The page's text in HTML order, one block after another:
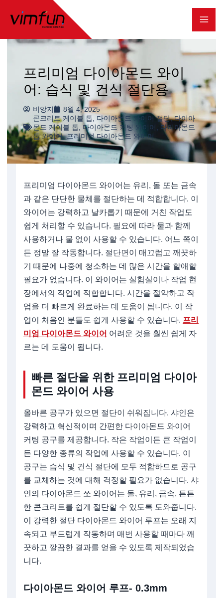
츠
기
프리미엄 다이아몬드 와이
어: 습식 및 건식 절단용
비앙지
8월 4, 2025
콘크리트 케이블 톱, 다이아몬드 와이어 절단,다이아
몬드 케이블 톱, 다이아몬드 커팅 와이어 , 다이아몬드
톱 와이어,프리미엄 다이아몬드 와이어
프리미엄 다이아몬드 와이어는 유리, 돌 또는 금속
과 같은 단단한 물체를 절단하는 데 적합합니다. 이
와이어는 강력하고 날카롭기 때문에 거친 작업도
쉽게 처리할 수 있습니다. 필요에 따라 물과 함께
사용하거나 물 없이 사용할 수 있습니다. 어느 쪽이
든 정말 잘 작동합니다. 절단면이 매끄럽고 깨끗하
기 때문에 나중에 청소하는 데 많은 시간을 할애할
필요가 없습니다. 이 와이어는 실험실이나 작업 현
장에서의 작업에 적합합니다. 시간을 절약하고 작
업을 더 빠르게 완료하는 데 도움이 됩니다. 이 작
업이 처음인 분들도 쉽게 사용할 수 있습니다. 프리
미엄 다이아몬드 와이어 어려운 것을 훨씬 쉽게 자
르는 데 도움이 됩니다.
빠른 절단을 위한 프리미엄 다이아
몬드 와이어 사용
올바른 공구가 있으면 절단이 쉬워집니다. 샤인은
강력하고 혁신적이며 간편한 다이아몬드 와이어
커팅 공구를 제공합니다. 작은 작업이든 큰 작업이
든 다양한 종류의 작업에 사용할 수 있습니다. 이
공구는 습식 및 건식 절단에 모두 적합하므로 공구
를 교체하는 것에 대해 걱정할 필요가 없습니다. 샤
인의 다이아몬드 쏘 와이어는 돌, 유리, 금속, 튼튼
한 콘크리트를 쉽게 절단할 수 있도록 도와줍니다.
이 강력한 절단 다이아몬드 와이어 루프는 오래 지
속되고 부드럽게 작동하며 매번 사용할 때마다 깨
끗하고 깔끔한 결과를 얻을 수 있도록 제작되었습
니다.
다이아몬드 와이어 루프- 0.3mm